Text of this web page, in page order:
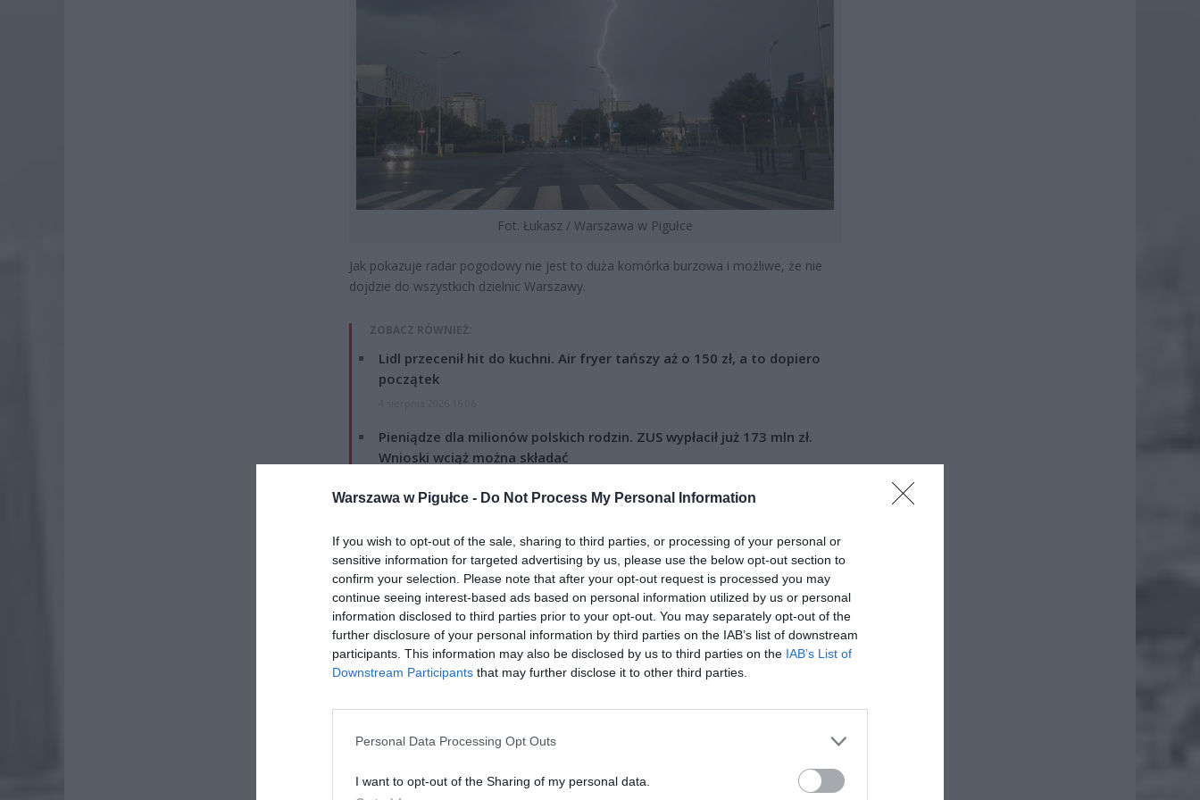
Warszawa w Pigułce - Do Not Process My Personal Information
If you wish to opt-out of the sale, sharing to third parties, or processing of your personal or
sensitive information for targeted advertising by us, please use the below opt-out section to
confirm your selection. Please note that after your opt-out request is processed you may
continue seeing interest-based ads based on personal information utilized by us or personal
information disclosed to third parties prior to your opt-out. You may separately opt-out of the
further disclosure of your personal information by third parties on the IAB’s list of downstream
participants. This information may also be disclosed by us to third parties on the IAB’s List of
Downstream Participants that may further disclose it to other third parties.
Personal Data Processing Opt Outs
I want to opt-out of the Sharing of my personal data.
Fot. Łukasz / Warszawa w Pigułce
Jak pokazuje radar pogodowy nie jest to duża komórka burzowa i możliwe, że nie
dojdzie do wszystkich dzielnic Warszawy.
ZOBACZ RÓWNIEŻ:
Lidl przecenił hit do kuchni. Air fryer tańszy aż o 150 zł, a to dopiero
początek
Pieniądze dla milionów polskich rodzin. ZUS wypłacił już 173 mln zł.
Wnioski wciąż można składać
ad